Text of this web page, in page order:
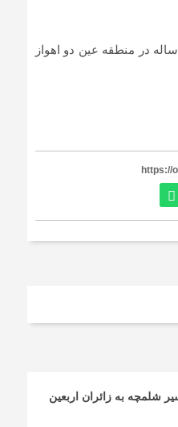
در منطقه عین دو اهواز
https://
شلمچه به زائران اربعین